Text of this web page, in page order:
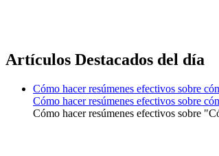
Artículos Destacados del día
Cómo hacer resúmenes efectivos sobre
Cómo hacer resúmenes efectivos sobre
Cómo hacer resúmenes efectivos sobre